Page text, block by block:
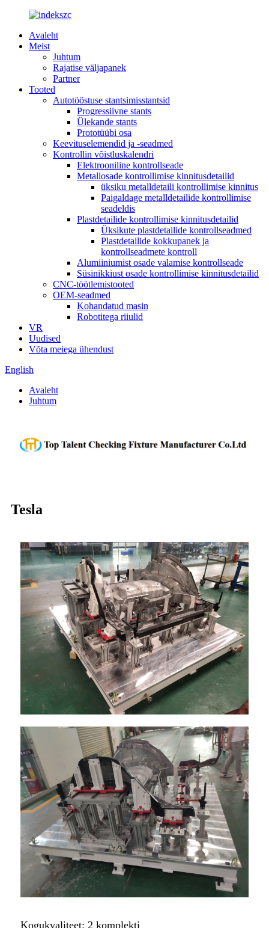
Avaleht
Meist
Juhtum
Rajatise väljapanek
Partner
Tooted
Autotööstuse stantsimisstantsid
Progressiivne stants
Ülekande stants
Prototüübi osa
Keevituselemendid ja -seadmed
Kontrollin võistluskalendri
Elektrooniline kontrollseade
Metallosade kontrollimise kinnitusdetailid
üksiku metalldetaili kontrollimise kinnitus
Paigaldage metalldetailide kontrollimise
seadeldis
Plastdetailide kontrollimise kinnitusdetailid
Üksikute plastdetailide kontrollseadmed
Plastdetailide kokkupanek ja
kontrollseadmete kontroll
Alumiiniumist osade valamise kontrollseade
Süsinikkiust osade kontrollimise kinnitusdetailid
CNC-töötlemistooted
OEM-seadmed
Kohandatud masin
Robotitega riiulid
VR
Uudised
Võta meiega ühendust
English
Avaleht
Juhtum
Tesla
Kogukvaliteet: 2 komplekti